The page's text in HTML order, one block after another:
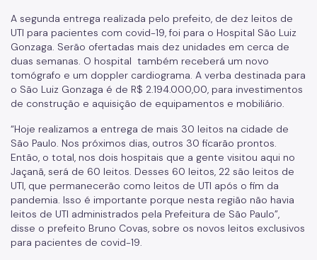
A segunda entrega realizada pelo prefeito, de dez leitos de
UTI para pacientes com covid-19, foi para o Hospital São Luiz
Gonzaga. Serão ofertadas mais dez unidades em cerca de
duas semanas. O hospital também receberá um novo
tomógrafo e um doppler cardiograma. A verba destinada para
o São Luiz Gonzaga é de R$ 2.194.000,00, para investimentos
de construção e aquisição de equipamentos e mobiliário.
“Hoje realizamos a entrega de mais 30 leitos na cidade de
São Paulo. Nos próximos dias, outros 30 ficarão prontos.
Então, o total, nos dois hospitais que a gente visitou aqui no
Jaçanã, será de 60 leitos. Desses 60 leitos, 22 são leitos de
UTI, que permanecerão como leitos de UTI após o fim da
pandemia. Isso é importante porque nesta região não havia
leitos de UTI administrados pela Prefeitura de São Paulo”,
disse o prefeito Bruno Covas, sobre os novos leitos exclusivos
para pacientes de covid-19.